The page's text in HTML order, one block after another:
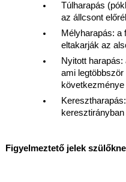
Túlharapás
az állcsont
Mélyharapás: a
eltakarják az
Nyitott
ami
következménye
Figyelmeztető jelek